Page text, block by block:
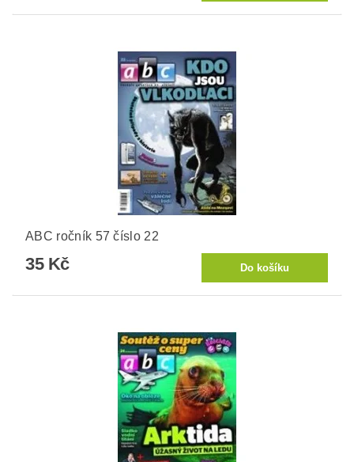
ABC ročník 57 číslo 22
35 Kč